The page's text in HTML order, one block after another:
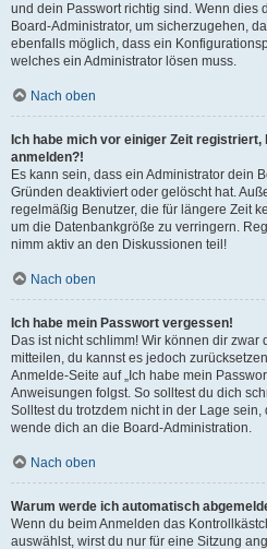
und dein Passwort richtig sind. Wenn dies
Board-Administrator, um sicherzugehen,
ebenfalls möglich, dass ein
welches ein Administrator lösen muss.
Nach oben
Ich habe mich vor einiger Zeit
anmelden?!
Es kann sein, dass ein Administrator dein
Gründen deaktiviert oder gelöscht hat.
regelmäßig Benutzer, die für längere Zeit
um die Datenbankgröße zu verringern.
nimm aktiv an den Diskussionen teil!
Nach oben
Ich habe mein Passwort vergessen!
Das ist nicht schlimm! Wir können dir
mitteilen, du kannst es jedoch
Anmelde-Seite auf „Ich habe mein
Anweisungen folgst. So solltest du dich
Solltest du trotzdem nicht in der Lage
wende dich an die Board-Administration.
Nach oben
Warum werde ich automatisch
Wenn du beim Anmelden das
auswählst, wirst du nur für eine Sitzung